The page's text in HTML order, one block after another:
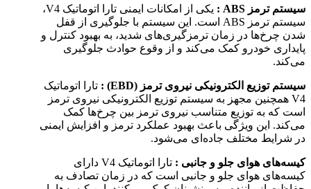
سیستم ترمز ABS :
یکی از امکانات ایمنی تارا اتوماتیک V4،
سیستم ترمز ABS است. این سیستم با جلوگیری از قفل
شدن چرخ‌ها در زمان ترمزگیری‌های شدید، به بهبود کنترل و
پایداری خودرو کمک می‌کند و از وقوع حوادث جلوگیری
می‌کند.
سیستم توزیع الکترونیکی نیروی ترمز (EBD) :
تارا اتوماتیک
V4 همچنین مجهز به سیستم توزیع الکترونیکی نیروی ترمز
است که به توزیع متناسب نیروی ترمز بین چرخ‌ها کمک
می‌کند. این ویژگی باعث بهبود عملکرد ترمز و افزایش ایمنی
در شرایط مختلف جاده‌ای می‌شود.
کیسه‌های هوای جلو و جانبی :
تارا اتوماتیک V4 دارای
کیسه‌های هوای جلو و جانبی است که در زمان تصادف به